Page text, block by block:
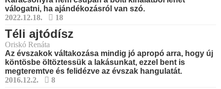
válogatni, ha ajándékozásról van szó.
2022.12.18.
18
Téli ajtódísz
Oriskó Renáta
Az évszakok váltakozása mindig jó apropó arra, hogy új
köntösbe öltöztessük a lakásunkat, ezzel bent is
megteremtve és felidézve az évszak hangulatát.
2016.12.2.
8